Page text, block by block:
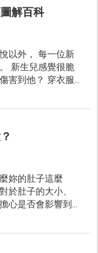
解百科
以外， 每一位新
新生兒感覺很脆
害到他？ 穿衣服
的常見問題， 本
錯過！
妳的肚子這麼
於肚子的大小、
心是否會影響到